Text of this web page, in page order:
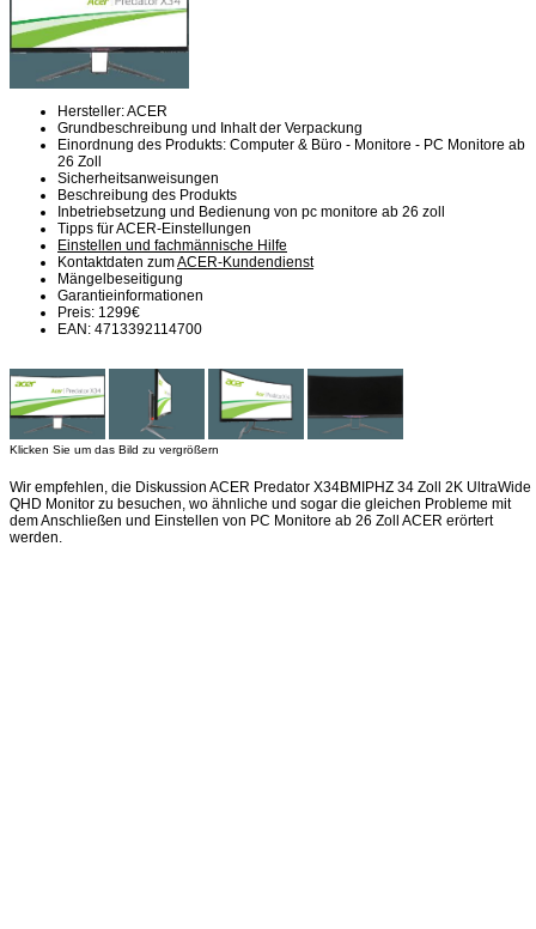
Hersteller: ACER
Grundbeschreibung und Inhalt der Verpackung
Einordnung des Produkts: Computer & Büro - Monitore - PC Monitore ab
26 Zoll
Sicherheitsanweisungen
Beschreibung des Produkts
Inbetriebsetzung und Bedienung von pc monitore ab 26 zoll
Tipps für ACER-Einstellungen
Einstellen und fachmännische Hilfe
Kontaktdaten zumACER-Kundendienst
Mängelbeseitigung
Garantieinformationen
Preis: 1299€
EAN: 4713392114700
Klicken Sie um das Bild zu vergrößern
Wir empfehlen, die Diskussion ACER Predator X34BMIPHZ 34 Zoll 2K UltraWide
QHD Monitor zu besuchen, wo ähnliche und sogar die gleichen Probleme mit
dem Anschließen und Einstellen von PC Monitore ab 26 Zoll ACER erörtert
werden.